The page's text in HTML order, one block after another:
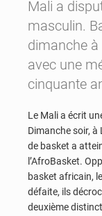
Mali a
masculin.
dimanche à
avec une
cinquante
Le Mali a écrit
Dimanche soir,
de basket a
l’AfroBasket.
basket africain,
défaite, ils
deuxième